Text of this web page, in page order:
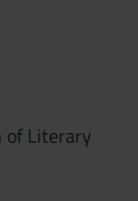
of Literary